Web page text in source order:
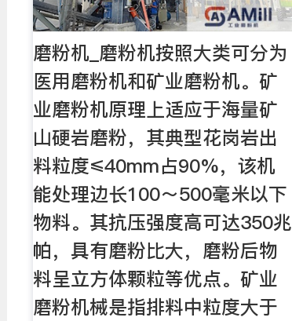
磨粉机_磨粉机按照大类可分为
医用磨粉机和矿业磨粉机。矿
业磨粉机原理上适应于海量矿
山硬岩磨粉，其典型花岗岩出
料粒度≤40mm占90%，该机
能处理边长100～500毫米以下
物料。其抗压强度高可达350兆
帕，具有磨粉比大，磨粉后物
料呈立方体颗粒等优点。矿业
磨粉机械是指排料中粒度大于